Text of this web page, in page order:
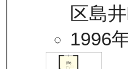
区島
1996